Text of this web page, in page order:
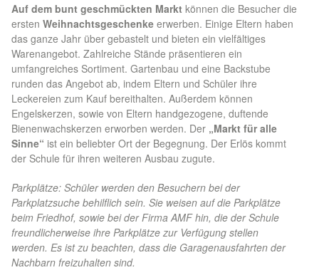
Auf dem bunt geschmückten Markt können die Besucher die
erstenWeihnachtsgeschenke erwerben. Einige Eltern haben
das ganze Jahr über gebastelt und bieten ein vielfältiges
Warenangebot. Zahlreiche Stände präsentieren ein
umfangreiches Sortiment. Gartenbau und eine Backstube
runden das Angebot ab, indem Eltern und Schüler ihre
Leckereien zum Kauf bereithalten. Außerdem können
Engelskerzen, sowie von Eltern handgezogene, duftende
Bienenwachskerzen erworben werden. Der „Markt für alle
Sinne“ ist ein beliebter Ort der Begegnung. Der Erlös kommt
der Schule für ihren weiteren Ausbau zugute.
Parkplätze: Schüler werden den Besuchern bei der
Parkplatzsuche behilflich sein. Sie weisen auf die Parkplätze
beim Friedhof, sowie bei der Firma AMF hin, die der Schule
freundlicherweise ihre Parkplätze zur Verfügung stellen
werden. Es ist zu beachten, dass die Garagenausfahrten der
Nachbarn freizuhalten sind.